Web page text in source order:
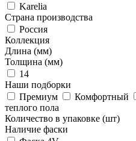
Karelia
Страна производства
Россия
Коллекция
Длина (мм)
Толщина (мм)
14
Наши подборки
Премиум
Комфортный
теплого пола
Количество в упаковке (шт)
Наличие фаски